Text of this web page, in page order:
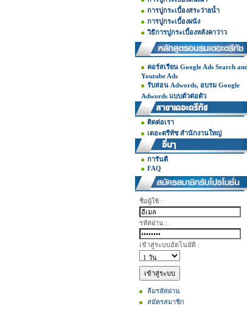
การปูกระเบื้องสระว่ายน้ำ
การปูกระเบื้องผนัง
วิธีการปูกระเบื้องหลังคาว่าว
คอร์สเรียน Google Ads Search
Youtube Ads
รับสอน Adwords, อบรม Google
Adwords แบบตัวต่อตัว
ติดต่อเรา
เดอะตรีทัช สำนักงานใหญ่
การันตี
FAQ
ชื่อผู้ใช้ :
รหัสผ่าน :
เข้าสู่ระบบอัตโนมัติ :
ลืมรหัสผ่าน
สมัครสมาชิก